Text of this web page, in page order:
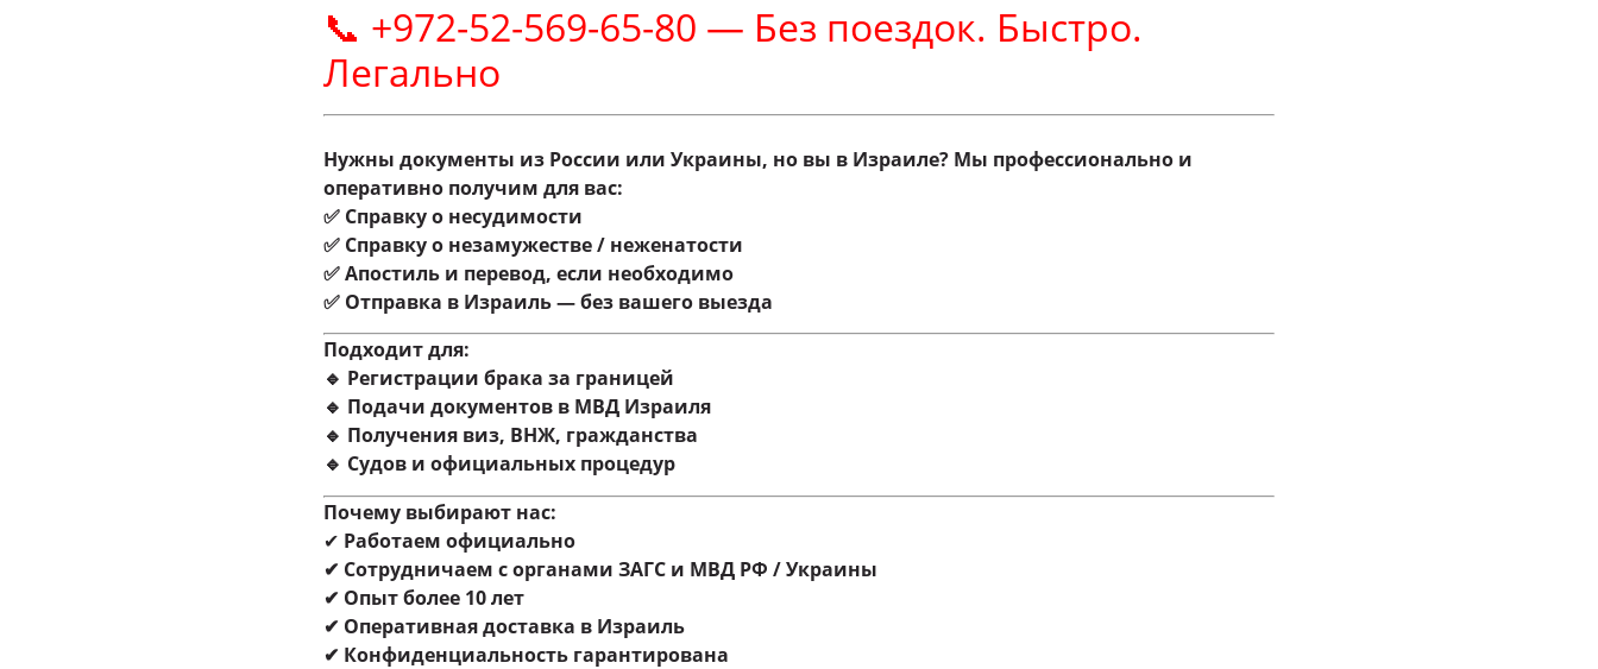
📞 +972-52-569-65-80 — Без поездок. Быстро.
Легально
Нужны документы из России или Украины, но вы в Израиле? Мы профессионально и
оперативно получим для вас:
✅ Справку о несудимости
✅ Справку о незамужестве / неженатости
✅ Апостиль и перевод, если необходимо
✅ Отправка в Израиль — без вашего выезда
Подходит для:
🔹 Регистрации брака за границей
🔹 Подачи документов в МВД Израиля
🔹 Получения виз, ВНЖ, гражданства
🔹 Судов и официальных процедур
Почему выбирают нас:
✔ Работаем официально
✔ Сотрудничаем с органами ЗАГС и МВД РФ / Украины
✔ Опыт более 10 лет
✔ Оперативная доставка в Израиль
✔ Конфиденциальность гарантирована